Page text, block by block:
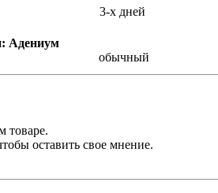
3-х дней
Адениум
обычный
товаре.
оставить свое мнение.